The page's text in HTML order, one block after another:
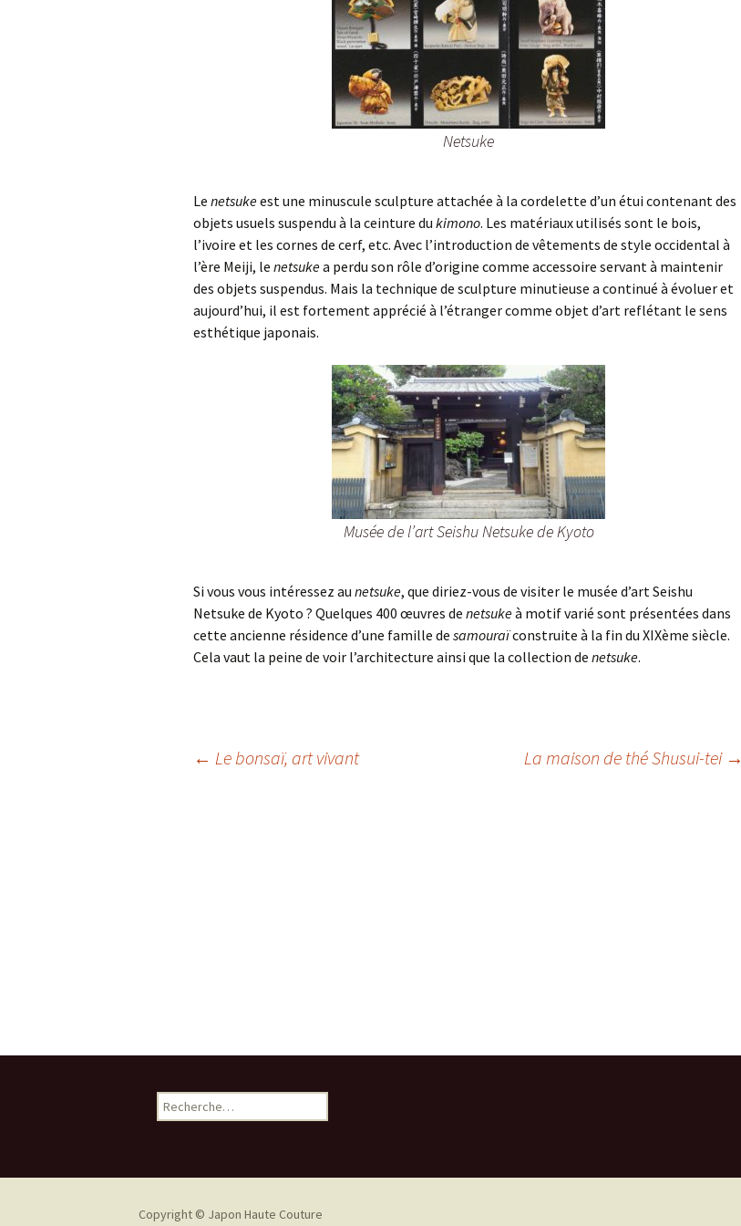
Netsuke
Le netsukeest une minuscule sculpture attachée à la cordelette d’un étui contenant des
objets usuels suspendu à la ceinture du kimono. Les matériaux utilisés sont le bois,
l’ivoire et les cornes de cerf, etc. Avec l’introduction de vêtements de style occidental à
l’ère Meiji, le netsukea perdu son rôle d’origine comme accessoire servant à maintenir
des objets suspendus. Mais la technique de sculpture minutieuse a continué à évoluer et
aujourd’hui, il est fortement apprécié à l’étranger comme objet d’art reflétant le sens
esthétique japonais.
Musée de l’art Seishu Netsuke de Kyoto
Si vous vous intéressez au netsuke, que diriez-vous de visiter le musée d’art Seishu
Netsuke de Kyoto ? Quelques 400 œuvres de netsukeà motif varié sont présentées dans
cette ancienne résidence d’une famille de samouraïconstruite à la fin du XIXème siècle.
Cela vaut la peine de voir l’architecture ainsi que la collection de netsuke.
Navigation
← Le bonsaï, art vivant La maison de thé Shusui-tei →
Rechercher :
Copyright © Japon Haute Couture